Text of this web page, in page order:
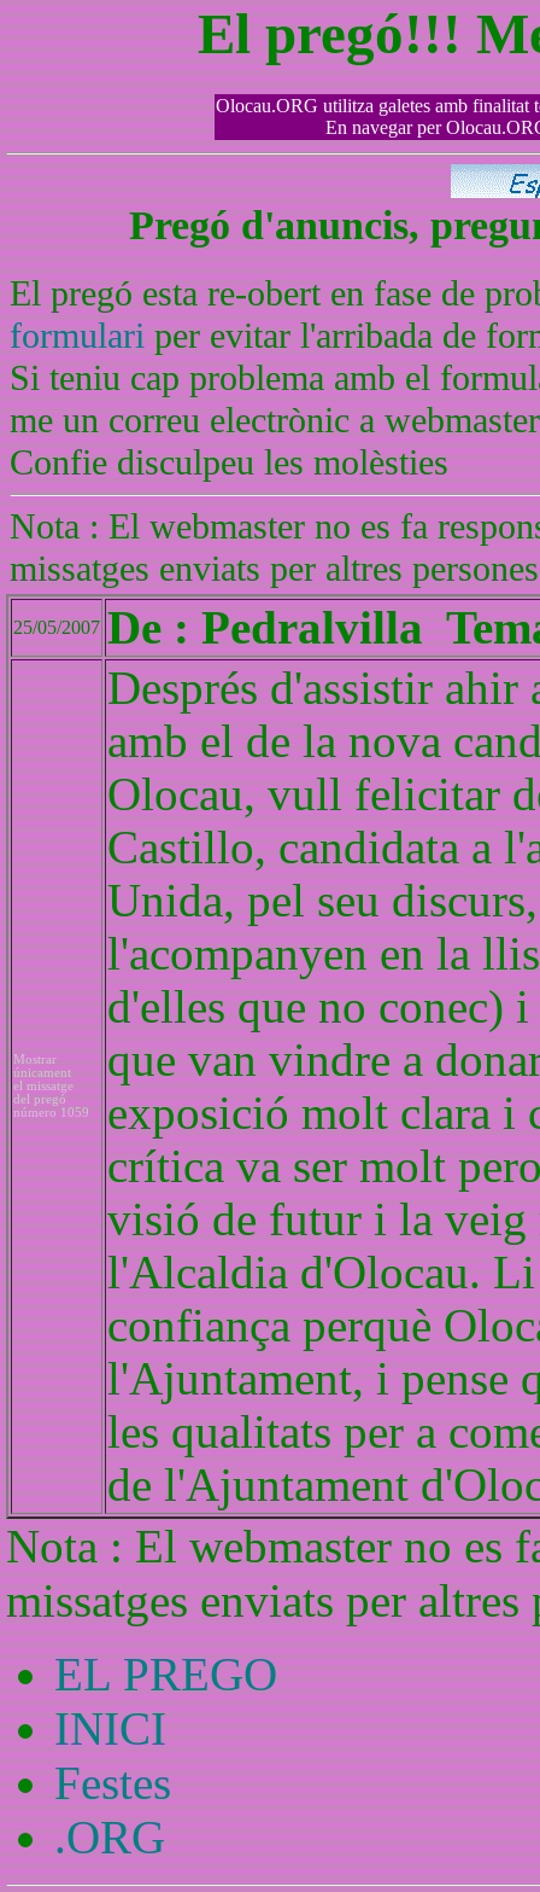
El pregó!!!
Olocau.ORG utilitza galetes amb finalitat
En navegar per
Pregó d'anuncis,
El pregó esta re-obert en fase de
formulariper evitar l'arribada de
Si teniu cap problema amb el
me un correu electrònic a
Confie disculpeu les molèsties
Nota : El webmaster no es fa
missatges enviats per altres
25/05/2007 De : Pedralvilla
Mostrar
únicament
el missatge
del pregó
número 1059
Després d'assistir
amb el de la nova
Olocau, vull felicitar
Castillo, candidata a
Unida, pel seu
l'acompanyen en la
d'elles que no conec)
que van vindre a
exposició molt clara i
crítica va ser molt
visió de futur i la veig
l'Alcaldia d'Olocau.
confiança perquè
l'Ajuntament, i pense
les qualitats per a
de l'Ajuntament
Nota : El webmaster no es
missatges enviats per altres
EL PREGO
INICI
Festes
.ORG